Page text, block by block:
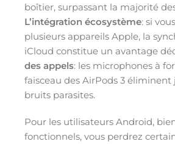
boîtier, surpassant la majorité
L’intégration écosystème: si
plusieurs appareils Apple, la
iCloud constitue un avantage
des appels: les microphones à
faisceau des AirPods 3 éliminent
bruits parasites.
Pour les utilisateurs Android,
fonctionnels, vous perdrez